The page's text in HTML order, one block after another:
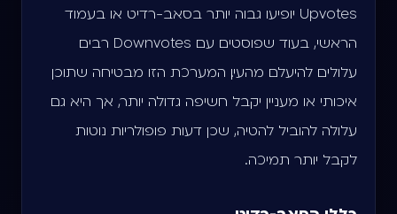
Upvotes יופיעו גבוה יותר בסאב-רדיט או בעמוד
הראשי, בעוד שפוסטים עם Downvotes רבים
עלולים להיעלם מהעין. המערכת הזו מבטיחה שתוכן
איכותי או מעניין יקבל חשיפה גדולה יותר, אך היא גם
עלולה להוביל להטיה, שכן דעות פופולריות נוטות
לקבל יותר תמיכה.